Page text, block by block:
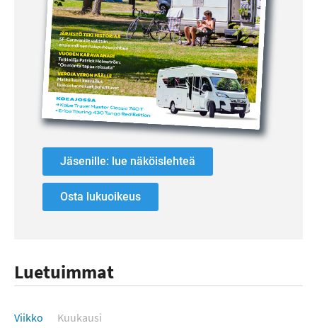
Jäsenille: lue näköislehteä
Osta lukuoikeus
Luetuimmat
Luetuimmat
Viikko Kuukausi